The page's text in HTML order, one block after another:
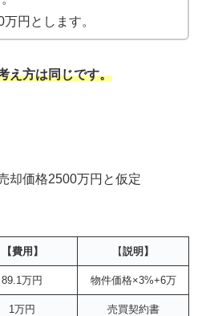
円とします。
え方は同じです。
却価格2500万円と仮定
【費用】 【説明】
89.1万円 物件価格×3%+6万
1万円 売買契約書